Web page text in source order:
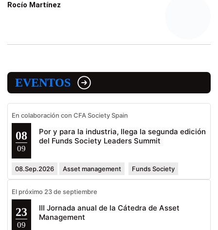
Rocío Martínez
EVENTOS
En colaboración con CFA Society Spain
08
09
Por y para la industria, llega la segunda edición
del Funds Society Leaders Summit
08.Sep.2026 Asset management Funds Society
El próximo 23 de septiembre
23
09
III Jornada anual de la Cátedra de Asset
Management